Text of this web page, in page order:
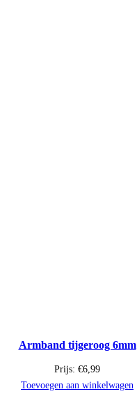
Armband tijgeroog 6mm
Prijs: €6,99
Toevoegen aan winkelwagen